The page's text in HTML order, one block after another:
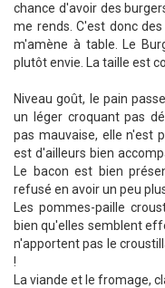
chance d'avoir des
me rends. C'est donc
m'amène à table. Le
plutôt envie. La taille est
Niveau goût, le pain
un léger croquant pas
pas mauvaise, elle n'est
est d'ailleurs bien
Le bacon est bien
refusé en avoir un peu
Les pommes-paille
bien qu'elles semblent
n'apportent pas le
!
La viande et le fromage,